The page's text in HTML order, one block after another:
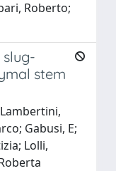
Roberto;
stem
Gabusi, E;
Lolli,